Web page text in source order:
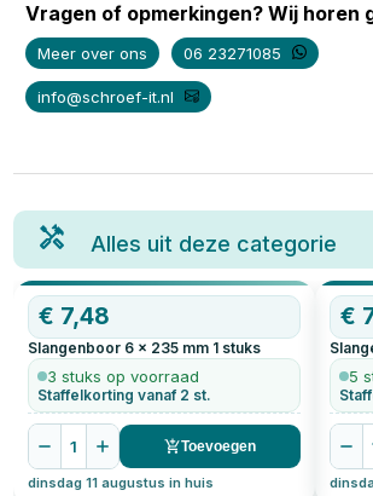
Vragen of opmerkingen? Wij horen
Meer over ons 06 23271085
info@schroef-it.nl
Alles uit deze categorie
€ 7,48
Slangenboor 6 x 235 mm 1 stuks
3 stuks op voorraad
Staffelkorting vanaf 2 st.
1 Toevoegen
dinsdag 11 augustus in huis
€
5